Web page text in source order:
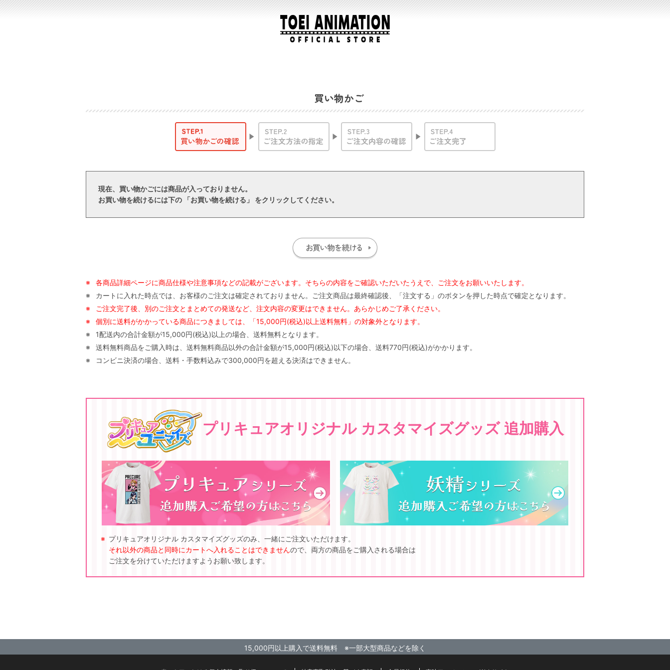
買い物かご
現在、買い物かごには商品が入っておりません。
お買い物を続けるには下の 「お買い物を続ける」 をクリックしてください。
※
各商品詳細ページに商品仕様や注意事項などの記載がございます。そちらの内容をご確認いただいたうえで、ご注文をお願いいたします。
※
カートに入れた時点では、お客様のご注文は確定されておりません。ご注文商品は最終確認後、「注文する」のボタンを押した時点で確定となります。
※
ご注文完了後、別のご注文とまとめての発送など、注文内容の変更はできません。あらかじめご了承ください。
※
個別に送料がかかっている商品につきましては、「15,000円(税込)以上送料無料」の対象外となります。
※
1配送内の合計金額が15,000円(税込)以上の場合、送料無料となります。
※
送料無料商品をご購入時は、送料無料商品以外の合計金額が15,000円(税込)以下の場合、送料770円(税込)がかかります。
※
コンビニ決済の場合、送料・手数料込みで300,000円を超える決済はできません。
プリキュアオリジナル カスタマイズグッズ 追加購入
プリキュアオリジナル カスタマイズグッズのみ、一緒にご注文いただけます。
それ以外の商品と同時にカートへ入れることはできませんので、両方の商品をご購入される場合は
ご注文を分けていただけますようお願い致します。
15,000円以上購入で送料無料 ※一部大型商品などを除く